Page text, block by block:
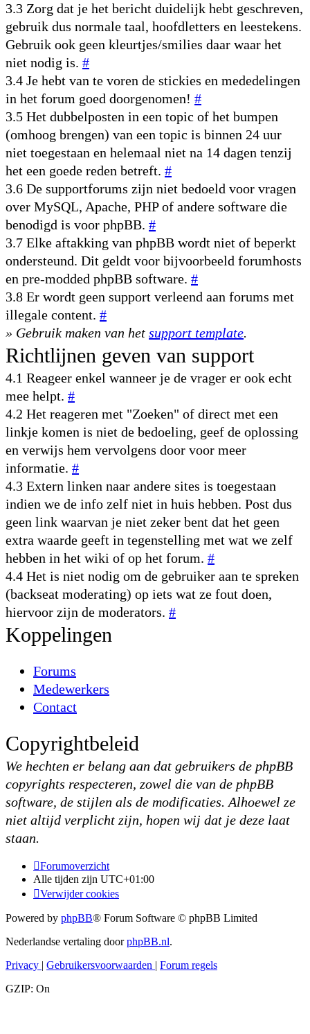
3.3 Zorg dat je het bericht duidelijk hebt geschreven,
gebruik dus normale taal, hoofdletters en leestekens.
Gebruik ook geen kleurtjes/smilies daar waar het
niet nodig is. #
3.4 Je hebt van te voren de stickies en mededelingen
in het forum goed doorgenomen! #
3.5 Het dubbelposten in een topic of het bumpen
(omhoog brengen) van een topic is binnen 24 uur
niet toegestaan en helemaal niet na 14 dagen tenzij
het een goede reden betreft. #
3.6 De supportforums zijn niet bedoeld voor vragen
over MySQL, Apache, PHP of andere software die
benodigd is voor phpBB. #
3.7 Elke aftakking van phpBB wordt niet of beperkt
ondersteund. Dit geldt voor bijvoorbeeld forumhosts
en pre-modded phpBB software. #
3.8 Er wordt geen support verleend aan forums met
illegale content. #
» Gebruik maken van het support template.
Richtlijnen geven van support
4.1 Reageer enkel wanneer je de vrager er ook echt
mee helpt. #
4.2 Het reageren met "Zoeken" of direct met een
linkje komen is niet de bedoeling, geef de oplossing
en verwijs hem vervolgens door voor meer
informatie. #
4.3 Extern linken naar andere sites is toegestaan
indien we de info zelf niet in huis hebben. Post dus
geen link waarvan je niet zeker bent dat het geen
extra waarde geeft in tegenstelling met wat we zelf
hebben in het wiki of op het forum. #
4.4 Het is niet nodig om de gebruiker aan te spreken
(backseat moderating) op iets wat ze fout doen,
hiervoor zijn de moderators. #
Koppelingen
Forums
Medewerkers
Contact
Copyrightbeleid
We hechten er belang aan dat gebruikers de phpBB
copyrights respecteren, zowel die van de phpBB
software, de stijlen als de modificaties. Alhoewel ze
niet altijd verplicht zijn, hopen wij dat je deze laat
staan.
Forumoverzicht
Alle tijden zijn UTC+01:00
Verwijder cookies
Powered by phpBB® Forum Software © phpBB Limited
Nederlandse vertaling doorphpBB.nl.
Privacy | Gebruikersvoorwaarden | Forum regels
GZIP: On